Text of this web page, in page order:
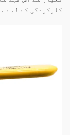
کارکردگی کے لیے